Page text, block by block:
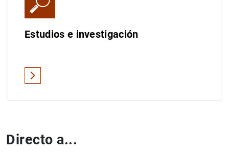
Midiendo la educación financiera
Estudios e investigación
Directo a...